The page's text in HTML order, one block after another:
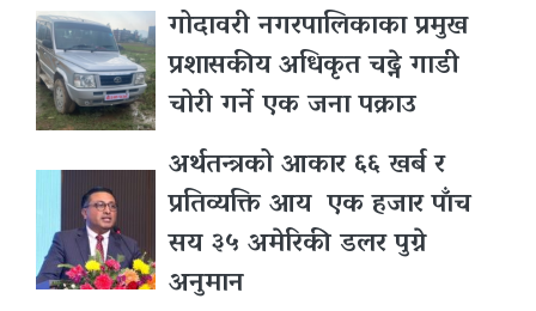
गोदावरी नगरपालिकाका प्रमुख
प्रशासकीय अधिकृत चढ्ने गाडी
चोरी गर्ने एक जना पक्राउ
अर्थतन्त्रको आकार ६६ खर्ब र
प्रतिव्यक्ति आय एक हजार पाँच
सय ३५ अमेरिकी डलर पुग्ने
अनुमान